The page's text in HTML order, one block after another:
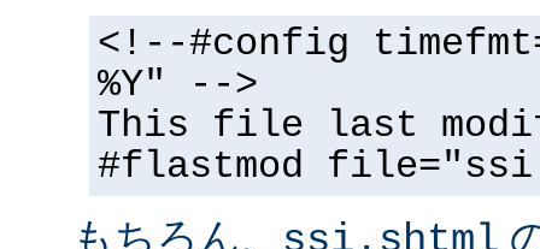
<!--#config
%Y" -->
This file last
#flastmod
もちろん、